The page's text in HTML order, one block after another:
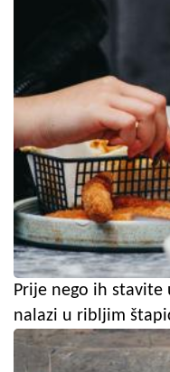
Prije nego ih stavite
nalazi u ribljim